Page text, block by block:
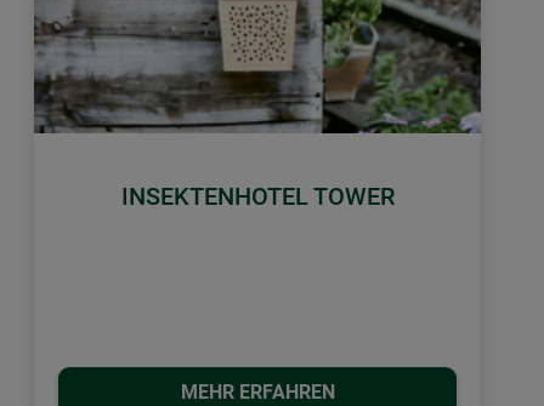
INSEKTENHOTEL TOWER
MEHR ERFAHREN